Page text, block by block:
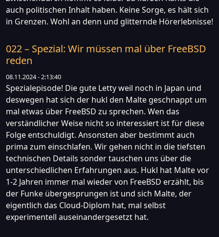
auch politischen Inhalt haben. Keine Sorge, es hält sich
in Grenzen. Wohl an denn und glitternde Hörerlebnisse!
022 – Spezial: Wir müssen mal über FreeBSD
reden
08.11.2024 - 2:13:40
Spezialepisode! Die gute Letty weil noch in Japan und
deswegen hat sich der hukl den Malte geschnappt um
mal etwas über FreeBSD zu sprechen. Wen das
verständlicher Weise nicht so interessiert ist für diese
Folge entschuldigt. Ansonsten aber bestimmt auch
prima zum einschlafen. Wir gehen nicht in die tiefsten
technischen Details sonder tauschen uns über die
unterschiedlichen Erfahrungen aus. Hukl hat Malte vor
1-2 Jahren immer mal wieder von FreeBSD erzählt, bis
der Funke übergesprungen ist und sich Malte, der
eigentlich das Cloud-Diplom hat, mal selbst
experimentell auseinandergesetzt hat.